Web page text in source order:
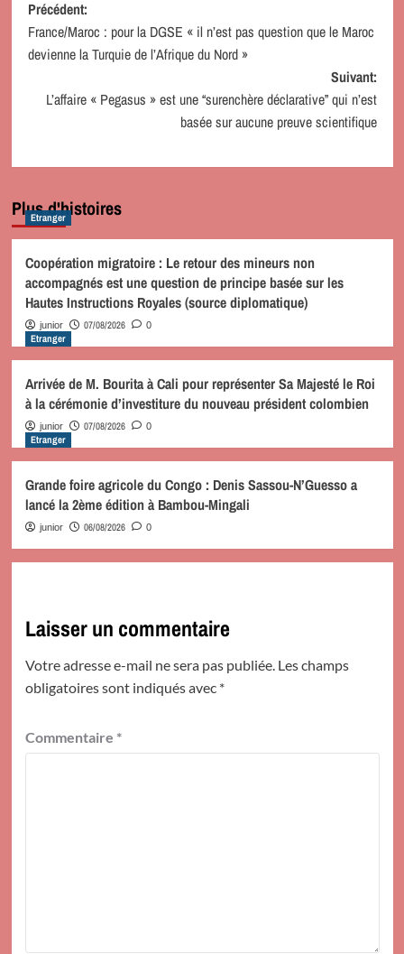
Navigation
d’article
Précédent:
France/Maroc : pour la DGSE « il n’est pas question que le Maroc
devienne la Turquie de l’Afrique du Nord »
Suivant:
L’affaire « Pegasus » est une “surenchère déclarative” qui n’est
basée sur aucune preuve scientifique
Plus d'histoires
Etranger
Coopération migratoire : Le retour des mineurs non
accompagnés est une question de principe basée sur les
Hautes Instructions Royales (source diplomatique)
junior 07/08/2026 0
Etranger
Arrivée de M. Bourita à Cali pour représenter Sa Majesté le Roi
à la cérémonie d’investiture du nouveau président colombien
junior 07/08/2026 0
Etranger
Grande foire agricole du Congo : Denis Sassou-N’Guesso a
lancé la 2ème édition à Bambou-Mingali
junior 06/08/2026 0
Laisser un commentaire
Votre adresse e-mail ne sera pas publiée. Les champs
obligatoires sont indiqués avec *
Commentaire *